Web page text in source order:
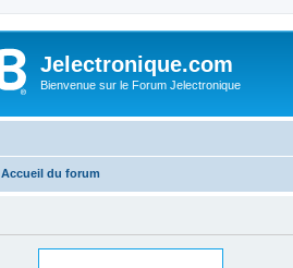
Jelectronique.com
Bienvenue sur le Forum Jelectronique
Accueil du forum